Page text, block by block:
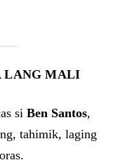
LANG MALI
si Ben Santos,
tahimik, laging